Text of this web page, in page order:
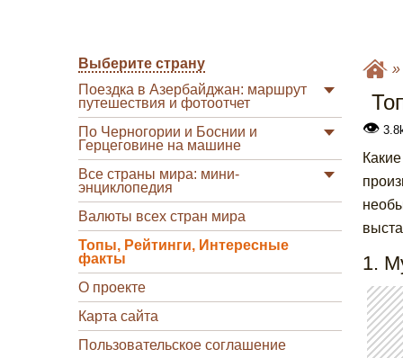
Выберите страну
Поездка в Азербайджан: маршрут
путешествия и фотоотчет
По Черногории и Боснии и
Герцеговине на машине
Все страны мира: мини-
энциклопедия
Валюты всех стран мира
Топы, Рейтинги, Интересные
факты
О проекте
Карта сайта
Пользовательское соглашение
»
👁
1.